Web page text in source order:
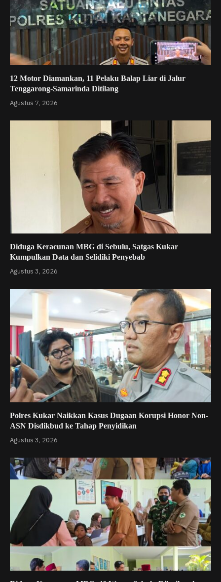
12 Motor Diamankan, 11 Pelaku Balap Liar di Jalur
Tenggarong-Samarinda Ditilang
Agustus 7, 2026
Diduga Keracunan MBG di Sebulu, Satgas Kukar
Kumpulkan Data dan Selidiki Penyebab
Agustus 3, 2026
Polres Kukar Naikkan Kasus Dugaan Korupsi Honor Non-
ASN Disdikbud ke Tahap Penyidikan
Agustus 3, 2026